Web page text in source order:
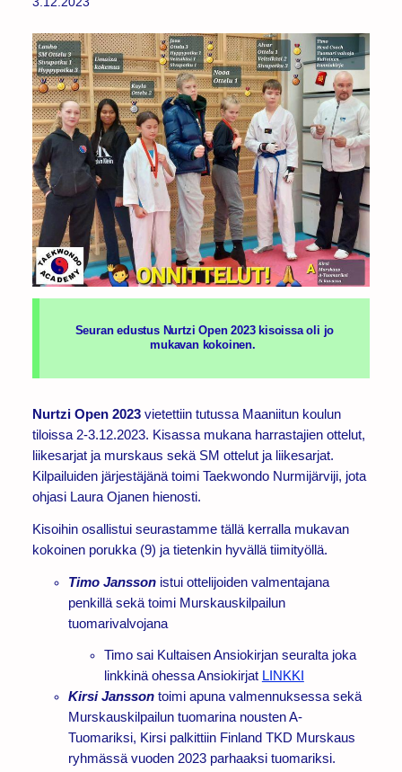
Seuran edustus Nurtzi Open 2023 kisoissa oli jo
mukavan kokoinen.
Nurtzi Open 2023 vietettiin tutussa Maaniitun koulun
tiloissa 2-3.12.2023. Kisassa mukana harrastajien ottelut,
liikesarjat ja murskaus sekä SM ottelut ja liikesarjat.
Kilpailuiden järjestäjänä toimi Taekwondo Nurmijärviji, jota
ohjasi Laura Ojanen hienosti.
Kisoihin osallistui seurastamme tällä kerralla mukavan
kokoinen porukka (9) ja tietenkin hyvällä tiimityöllä.
Timo Janssonistui ottelijoiden valmentajana
penkillä sekä toimi Murskauskilpailun
tuomarivalvojana
Timo sai Kultaisen Ansiokirjan seuralta joka
linkkinä ohessa Ansiokirjat LINKKI
Kirsi Janssontoimi apuna valmennuksessa sekä
Murskauskilpailun tuomarina nousten A-
Tuomariksi, Kirsi palkittiin Finland TKD Murskaus
ryhmässä vuoden 2023 parhaaksi tuomariksi.